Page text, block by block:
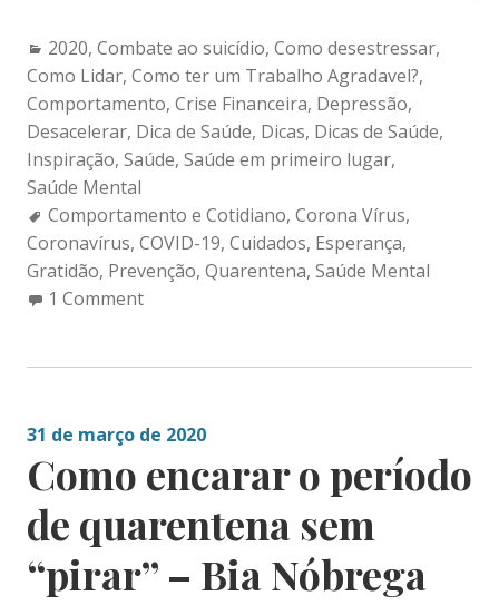
Categories:
2020, Combate ao suicídio, Como desestressar,
Como Lidar, Como ter um Trabalho Agradavel?,
Comportamento, Crise Financeira, Depressão,
Desacelerar, Dica de Saúde, Dicas, Dicas de Saúde,
Inspiração, Saúde, Saúde em primeiro lugar,
Saúde Mental
Tags:
Comportamento e Cotidiano, Corona Vírus,
Coronavírus, COVID-19, Cuidados, Esperança,
Gratidão, Prevenção, Quarentena, Saúde Mental
1 Comment
31 de março de 2020
Como encarar o período
de quarentena sem
“pirar” – Bia Nóbrega